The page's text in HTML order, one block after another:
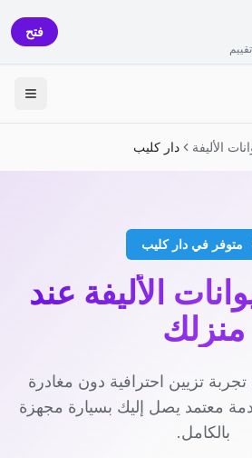
فتح
الأليفة دار كليب
متوفر في دار كليب
الأليفة عند
منزلك
تزيين احترافية دون مغادرة
معتمد يصل إليك بسيارة مجهزة
بالكامل.